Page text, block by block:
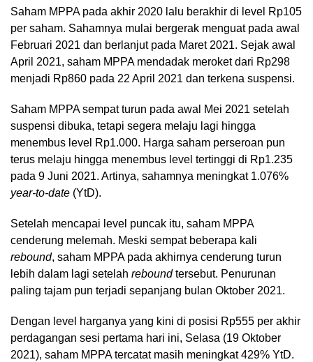
Saham MPPA pada akhir 2020 lalu berakhir di level Rp105
per saham. Sahamnya mulai bergerak menguat pada awal
Februari 2021 dan berlanjut pada Maret 2021. Sejak awal
April 2021, saham MPPA mendadak meroket dari Rp298
menjadi Rp860 pada 22 April 2021 dan terkena suspensi.
Saham MPPA sempat turun pada awal Mei 2021 setelah
suspensi dibuka, tetapi segera melaju lagi hingga
menembus level Rp1.000. Harga saham perseroan pun
terus melaju hingga menembus level tertinggi di Rp1.235
pada 9 Juni 2021. Artinya, sahamnya meningkat 1.076%
year-to-date (YtD).
Setelah mencapai level puncak itu, saham MPPA
cenderung melemah. Meski sempat beberapa kali
rebound, saham MPPA pada akhirnya cenderung turun
lebih dalam lagi setelah reboundtersebut. Penurunan
paling tajam pun terjadi sepanjang bulan Oktober 2021.
Dengan level harganya yang kini di posisi Rp555 per akhir
perdagangan sesi pertama hari ini, Selasa (19 Oktober
2021), saham MPPA tercatat masih meningkat 429% YtD.